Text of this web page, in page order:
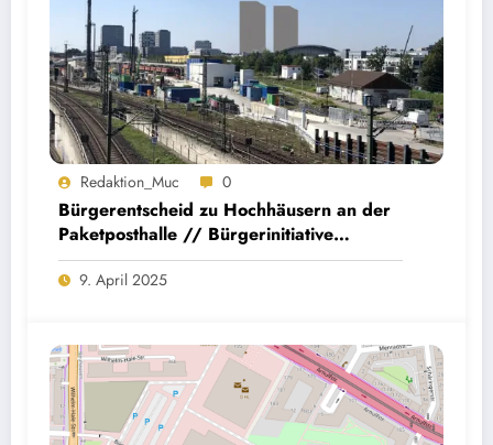
Redaktion_Muc 0
Bürgerentscheid zu Hochhäusern an der
Paketposthalle // Bürgerinitiative
überwindet erste Hürde!
9. April 2025